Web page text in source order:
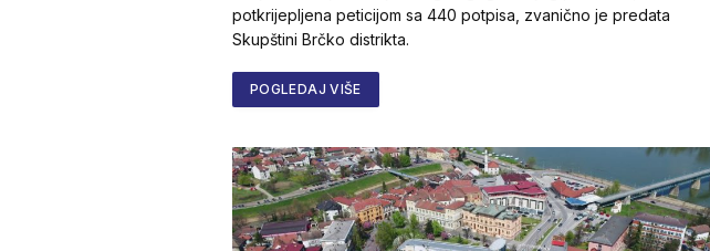
potkrijepljena peticijom sa 440 potpisa, zvanično je predata
Skupštini Brčko distrikta.
POGLEDAJ VIŠE